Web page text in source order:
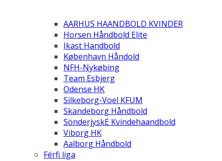
AARHUS HAANDBOLD KVINDER
Horsen Håndbold Elite
Ikast Handbold
København Håndold
NFH-Nykøbing
Team Esbjerg
Odense HK
Silkeborg-Voel KFUM
Skandeborg Håndbold
SönderjyskE Kvindehaandbold
Viborg HK
Aalborg Håndbold
Férfi liga